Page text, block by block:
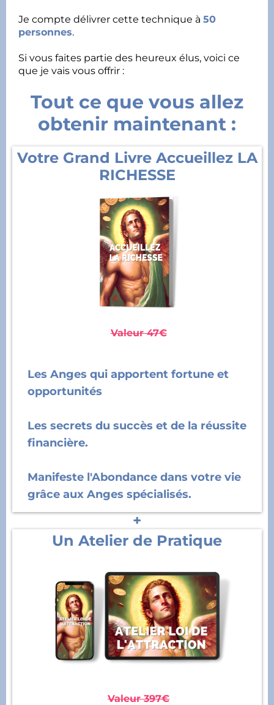
Je compte délivrer cette technique à 50
personnes.
Si vous faites partie des heureux élus, voici ce
que je vais vous offrir :
Tout ce que vous allez
obtenir maintenant :
Votre Grand Livre Accueillez LA
RICHESSE
Valeur 47€
Les Anges qui apportent fortune et
opportunités
Les secrets du succès et de la réussite
financière.
Manifeste l'Abondance dans votre vie
grâce aux Anges spécialisés.
+
Un Atelier de Pratique
Valeur 397€